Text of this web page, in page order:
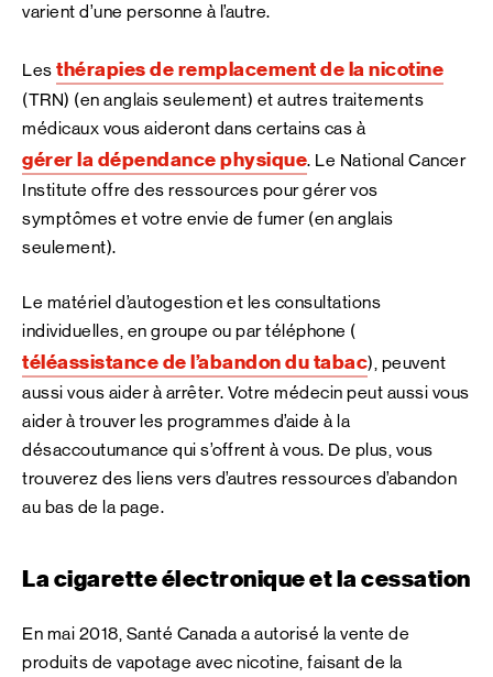
varient d’une personne à l’autre.
Les thérapies de remplacement de la nicotine
(TRN) (en anglais seulement) et autres traitements
médicaux vous aideront dans certains cas à
gérer la dépendance physique. Le National Cancer
Institute offre des ressources pour gérer vos
symptômes et votre envie de fumer (en anglais
seulement).
Le matériel d’autogestion et les consultations
individuelles, en groupe ou par téléphone (
téléassistance de l’abandon du tabac), peuvent
aussi vous aider à arrêter. Votre médecin peut aussi vous
aider à trouver les programmes d’aide à la
désaccoutumance qui s’offrent à vous. De plus, vous
trouverez des liens vers d’autres ressources d’abandon
au bas de la page.
La cigarette électronique et la cessation
En mai 2018, Santé Canada a autorisé la vente de
produits de vapotage avec nicotine, faisant de la